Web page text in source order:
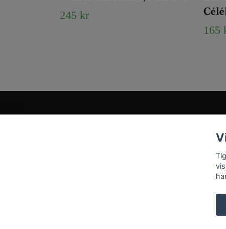
245 kr
165
Info@tigrisantiques.com